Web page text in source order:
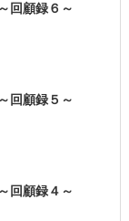
回顧録６～
回顧録５～
回顧録４～